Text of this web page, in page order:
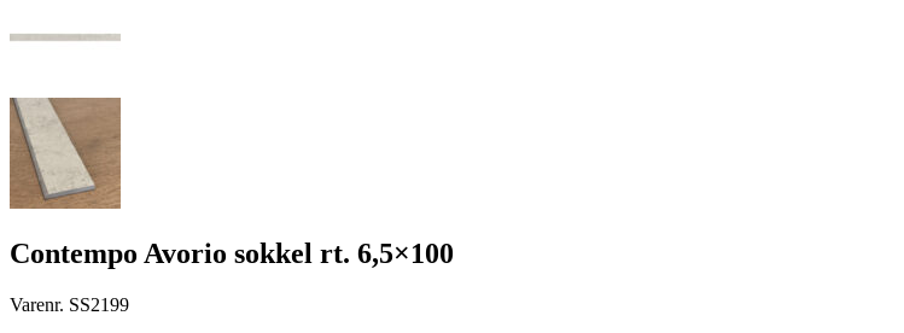
Contempo Avorio sokkel rt. 6,5×100
Varenr. SS2199